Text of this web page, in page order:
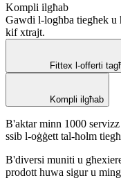
Kompli ilgħab
Gawdi l-logħba tiegħek u
kif xtrajt.
Fittex l-offerti
Kompli ilgħab
B'aktar minn 1000
ssib l-oġġett tal-ħolm
B'diversi muniti u
prodott huwa sigur u